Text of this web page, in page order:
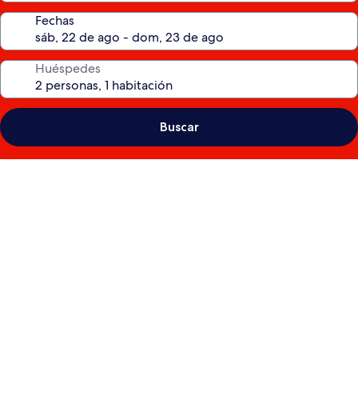
Fechas
Huéspedes
Buscar